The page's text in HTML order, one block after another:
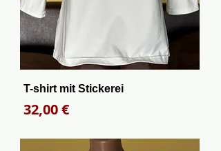
T-shirt mit Stickerei
Preis
32,00 €